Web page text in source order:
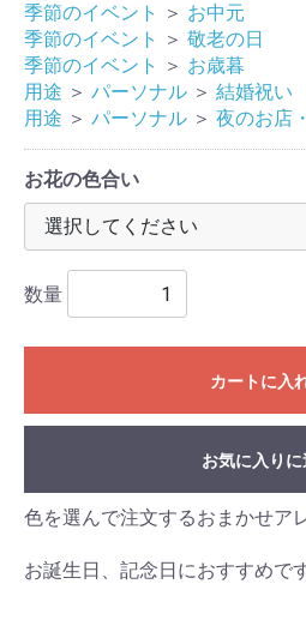
季節のイベント
＞ お中元
季節のイベント
＞ 敬老の日
季節のイベント
＞ お歳暮
用途 ＞ パーソナル ＞ 結婚祝い
用途 ＞ パーソナル ＞ 夜のお店
お花の色合い
数量
カートに入
お気に入りに
色を選んで注文するおまかせア
お誕生日、記念日におすすめです